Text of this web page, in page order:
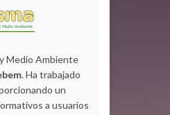
Medio Ambiente
. Ha trabajado
un
a usuarios